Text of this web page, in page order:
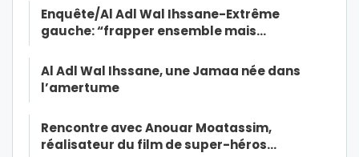
Enquête/Al Adl Wal Ihssane-Extrême
gauche: “frapper ensemble mais…
Al Adl Wal Ihssane, une Jamaa née dans
l’amertume
Rencontre avec Anouar Moatassim,
réalisateur du film de super-héros…